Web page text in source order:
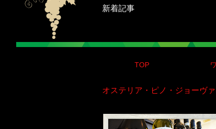
新着記事
TOP
オステリア・ピノ・ジョーヴ